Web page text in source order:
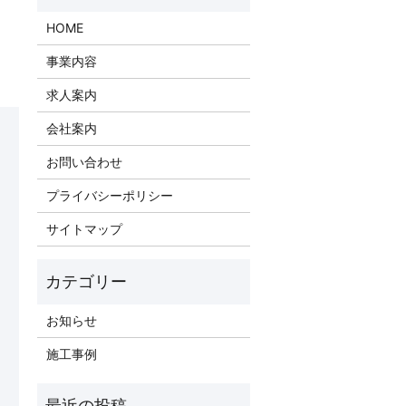
HOME
事業内容
求人案内
会社案内
お問い合わせ
プライバシーポリシー
サイトマップ
お知らせ
施工事例